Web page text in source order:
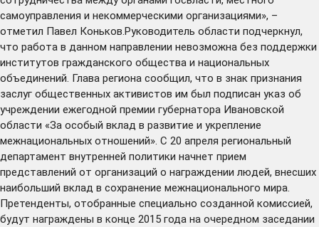
самоуправления и некоммерческими организациями», –
отметил Павел Коньков.Руководитель области подчеркнул,
что работа в данном направлении невозможна без поддержки
институтов гражданского общества и национальных
объединений. Глава региона сообщил, что в знак признания
заслуг общественных активистов им был подписан указ об
учреждении ежегодной премии губернатора Ивановской
области «За особый вклад в развитие и укрепление
межнациональных отношений». С 20 апреля региональный
департамент внутренней политики начнет прием
представлений от организаций о награждении людей, внесших
наибольший вклад в сохранение межнационального мира.
Претенденты, отобранные специально созданной комиссией,
будут награждены в конце 2015 года на очередном заседании